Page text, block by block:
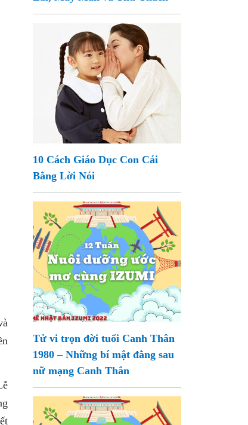
10 Cách Giáo Dục Con Cái
Bằng Lời Nói
Tử vi trọn đời tuổi Canh Thân
1980 – Những bí mật đằng sau
nữ mạng Canh Thân